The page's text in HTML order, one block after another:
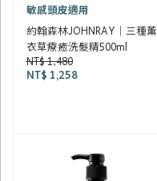
敏感頭皮適用
約翰森林JOHNRAY｜三種薰
衣草療癒洗髮精500ml
NT$ 1,480
NT$ 1,258